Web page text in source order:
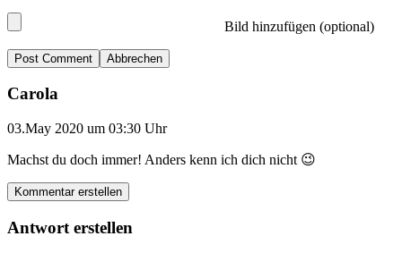
Bild hinzufügen (optional)
Abbrechen
Carola
03.May 2020 um 03:30 Uhr
Machst du doch immer! Anders kenn ich dich nicht 😉
Kommentar erstellen
Antwort erstellen